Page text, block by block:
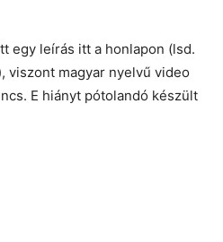
egy leírás itt a honlapon (lsd.
viszont magyar nyelvű video
E hiányt pótolandó készült